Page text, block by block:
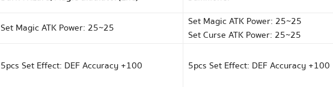
Set Magic ATK Power: 25~25
Set Magic ATK Power: 25~25
Set Curse ATK Power: 25~25
5pcs Set Effect: DEF Accuracy +100 5pcs Set Effect: DEF Accuracy +100